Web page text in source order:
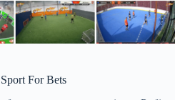
For Bets